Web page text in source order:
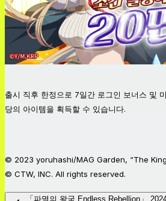
출시 직후 한정으로 7일간 로그인 보너스 및
당의 아이템을 획득할 수 있습니다.
© 2023 yoruhashi/MAG Garden, “The
© CTW, INC. All rights reserved.
「파멸의 왕국 Endless Rebellion」